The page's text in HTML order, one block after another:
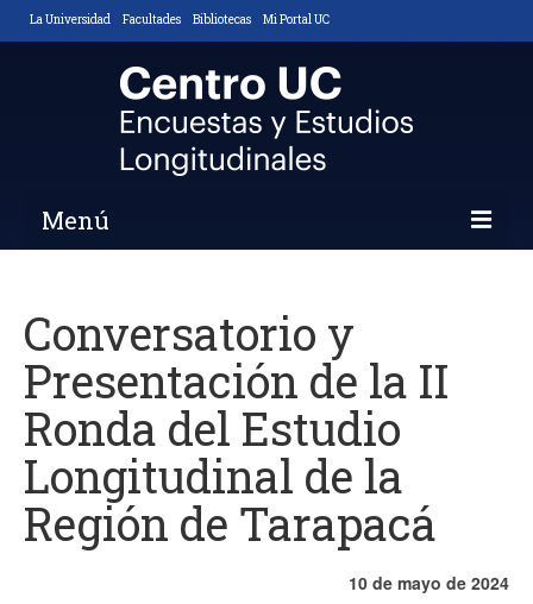
La Universidad Facultades Bibliotecas Mi Portal UC
Menú
Nosotros
Descripción y Objetivos
Áreas de Trabajo
Equipo
Noticias
Conversatorio y
Presentación de la II
Ronda del Estudio
Longitudinal de la
Región de Tarapacá
10 de mayo de 2024